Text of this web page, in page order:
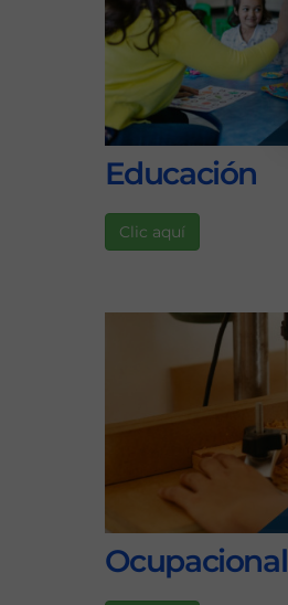
Educación
Clic aquí
Ocupacional